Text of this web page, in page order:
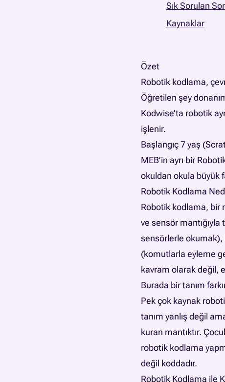
Sık Sorulan
Kaynaklar
Özet
Robotik kodlama,
Öğretilen şey
Kodwise’ta robotik
işlenir.
Başlangıç 7 yaş
MEB’in ayrı bir
okuldan okula büyük
Robotik Kodlama
Robotik kodlama, bir
ve sensör mantığıyla
sensörlerle okumak),
(komutlarla eyleme
kavram olarak değil,
Burada bir tanım
Pek çok kaynak
tanım yanlış değil
kuran mantıktır.
robotik kodlama
değil koddadır.
Robotik Kodlama ile